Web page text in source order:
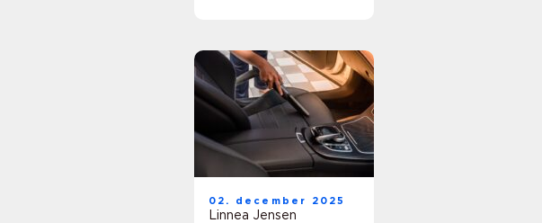
02. december 2025
Linnea Jensen